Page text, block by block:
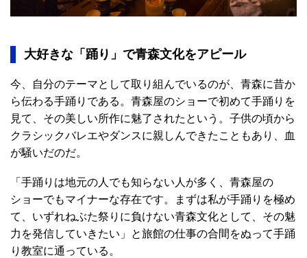
大好きな「踊り」で青森文化をアピール
今、自分のテーマとして取り組んでいるのが、青森に昔か
ら伝わる手踊りである。青森屋のショーで初めて手踊りを
見て、その美しい所作に魅了されたという。子供の頃から
クラシックバレエやダンスに親しんできたこともあり、血
が騒いだのだ。
「手踊りは地元の人でも知らない人が多く、青森屋の
ショーでもマイナーな存在です。まずは私が手踊りを極め
て、いずれねぶた祭りに負けない青森文化として、その魅
力を発信していきたい」と旅館の仕事の合間をぬって手踊
り教室に通っている。